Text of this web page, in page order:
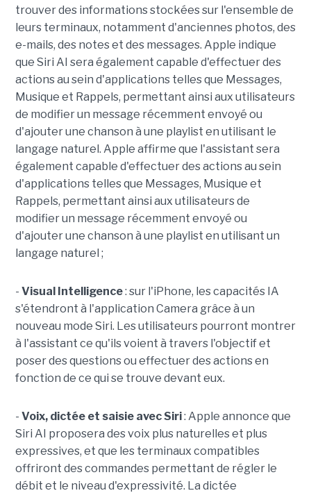
trouver des informations stockées sur l'ensemble de
leurs terminaux, notamment d'anciennes photos, des
e-mails, des notes et des messages. Apple indique
que Siri AI sera également capable d'effectuer des
actions au sein d'applications telles que Messages,
Musique et Rappels, permettant ainsi aux utilisateurs
de modifier un message récemment envoyé ou
d'ajouter une chanson à une playlist en utilisant le
langage naturel. Apple affirme que l'assistant sera
également capable d'effectuer des actions au sein
d'applications telles que Messages, Musique et
Rappels, permettant ainsi aux utilisateurs de
modifier un message récemment envoyé ou
d'ajouter une chanson à une playlist en utilisant un
langage naturel ;
- Visual Intelligence: sur l'iPhone, les capacités IA
s'étendront à l'application Camera grâce à un
nouveau mode Siri. Les utilisateurs pourront montrer
à l'assistant ce qu'ils voient à travers l'objectif et
poser des questions ou effectuer des actions en
fonction de ce qui se trouve devant eux.
- Voix, dictée et saisie avec Siri: Apple annonce que
Siri AI proposera des voix plus naturelles et plus
expressives, et que les terminaux compatibles
offriront des commandes permettant de régler le
débit et le niveau d'expressivité. La dictée